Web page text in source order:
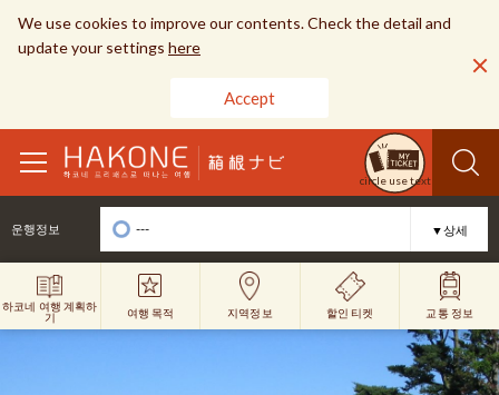
We use cookies to improve our contents. Check the detail and
update your settings here
Accept
circle use text
toggle
navigation
운행정보 --- ▼상세
하코네 여행 계획하
기
여행 목적 지역정보 할인 티켓 교통 정보